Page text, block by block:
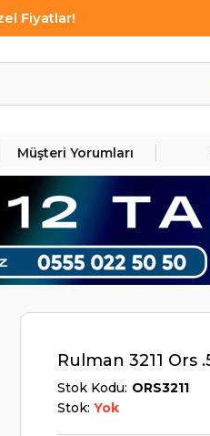
Fiyatlar!
Müşteri Yorumları
Rulman 3211 Ors
Stok Kodu ORS3211
Stok: Yok